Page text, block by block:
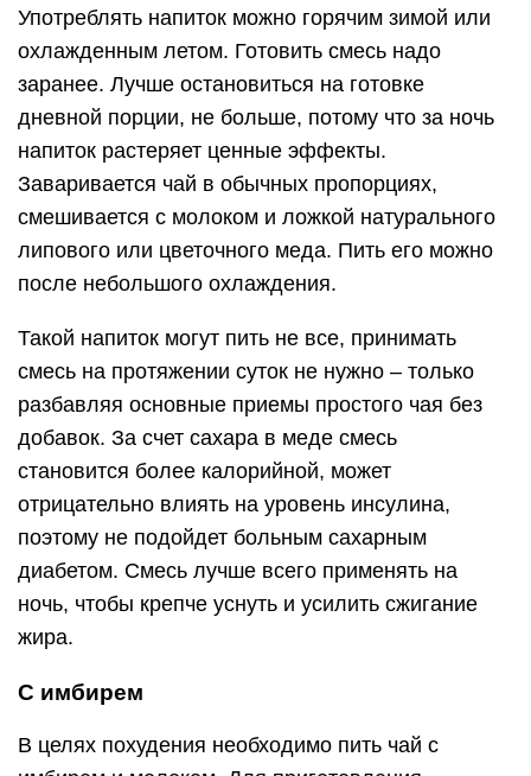
Употреблять напиток можно горячим зимой или
охлажденным летом. Готовить смесь надо
заранее. Лучше остановиться на готовке
дневной порции, не больше, потому что за ночь
напиток растеряет ценные эффекты.
Заваривается чай в обычных пропорциях,
смешивается с молоком и ложкой натурального
липового или цветочного меда. Пить его можно
после небольшого охлаждения.
Такой напиток могут пить не все, принимать
смесь на протяжении суток не нужно – только
разбавляя основные приемы простого чая без
добавок. За счет сахара в меде смесь
становится более калорийной, может
отрицательно влиять на уровень инсулина,
поэтому не подойдет больным сахарным
диабетом. Смесь лучше всего применять на
ночь, чтобы крепче уснуть и усилить сжигание
жира.
С имбирем
В целях похудения необходимо пить чай с